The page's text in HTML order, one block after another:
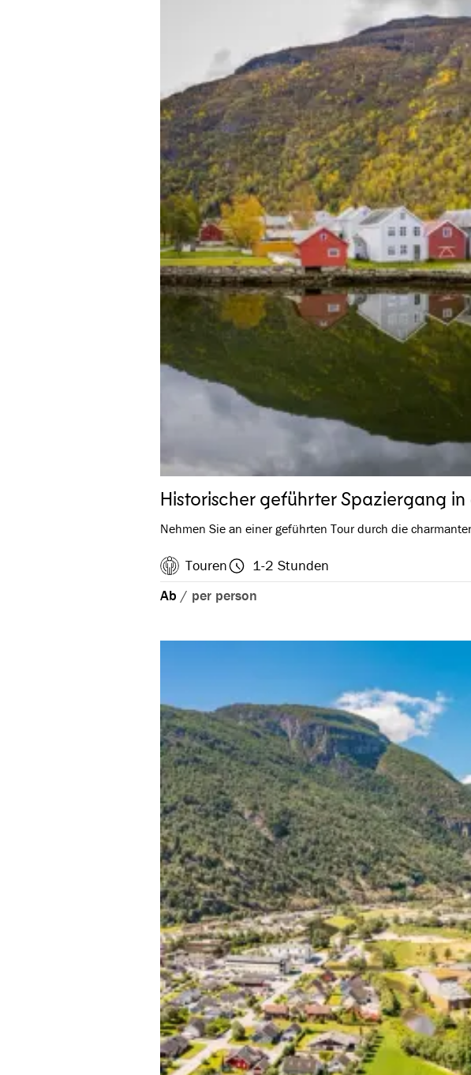
Historischer geführter Spaziergang
Nehmen Sie an einer geführten Tour durch die
Touren
1-2 Stunden
Ab / per person